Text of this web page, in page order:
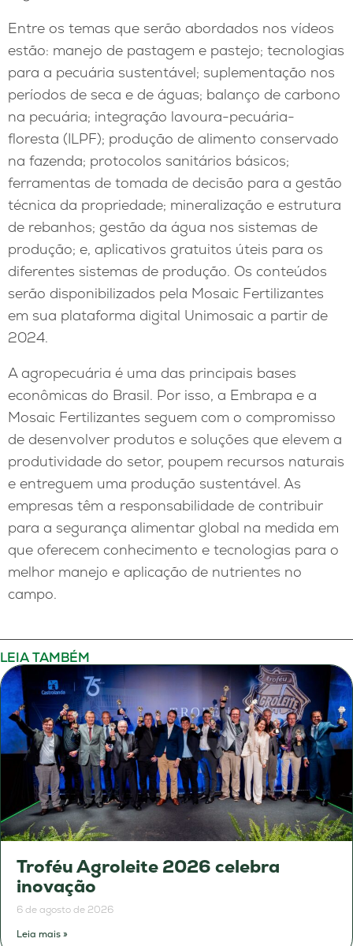
Entre os temas que serão abordados nos vídeos
estão: manejo de pastagem e pastejo; tecnologias
para a pecuária sustentável; suplementação nos
períodos de seca e de águas; balanço de carbono
na pecuária; integração lavoura-pecuária-
floresta (ILPF); produção de alimento conservado
na fazenda; protocolos sanitários básicos;
ferramentas de tomada de decisão para a gestão
técnica da propriedade; mineralização e estrutura
de rebanhos; gestão da água nos sistemas de
produção; e, aplicativos gratuitos úteis para os
diferentes sistemas de produção. Os conteúdos
serão disponibilizados pela Mosaic Fertilizantes
em sua plataforma digital Unimosaic a partir de
2024.
A agropecuária é uma das principais bases
econômicas do Brasil. Por isso, a Embrapa e a
Mosaic Fertilizantes seguem com o compromisso
de desenvolver produtos e soluções que elevem a
produtividade do setor, poupem recursos naturais
e entreguem uma produção sustentável. As
empresas têm a responsabilidade de contribuir
para a segurança alimentar global na medida em
que oferecem conhecimento e tecnologias para o
melhor manejo e aplicação de nutrientes no
campo.
LEIA TAMBÉM
Troféu Agroleite 2026 celebra
inovação
6 de agosto de 2026
Leia mais »